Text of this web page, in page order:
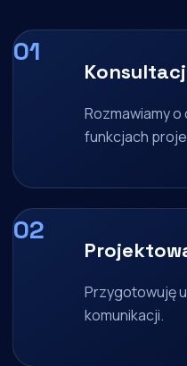
Rozmawiamy
funkcjach
Przygotowuję
komunikacji.